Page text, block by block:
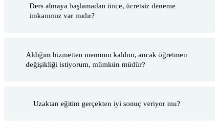
Ders almaya başlamadan önce, ücretsiz deneme
imkanımız var mıdır?
Aldığım hizmetten memnun kaldım, ancak öğretmen
değişikliği istiyorum, mümkün müdür?
Uzaktan eğitim gerçekten iyi sonuç veriyor mu?